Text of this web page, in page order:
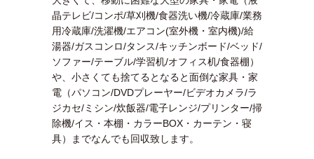
晶テレビ/コンポ/草刈機/食器洗い機/冷蔵庫/業務
用冷蔵庫/洗濯機/エアコン(室外機・室内機)/給
湯器/ガスコンロ/タンス/キッチンボード/ベッド/
ソファー/テーブル/学習机/オフィス机/食器棚）
や、小さくても捨てるとなると面倒な家具・家
電（パソコン/DVDプレーヤー/ビデオカメラ/ラ
ジカセ/ミシン/炊飯器/電子レンジ/プリンター/掃
除機/イス・本棚・カラーBOX・カーテン・寝
具）までなんでも回収致します。